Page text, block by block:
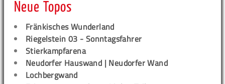
Neue Topos
Fränkisches Wunderland
Riegelstein 03 - Sonntagsfahrer
Stierkampfarena
Neudorfer Hauswand | Neudorfer Wand
Lochbergwand